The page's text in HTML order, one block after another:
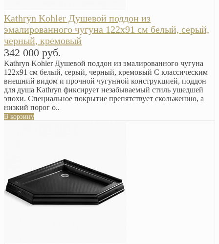
Kathryn Kohler Душевой поддон из
эмалированного чугуна 122х91 см белый, серый,
черный, кремовый
342 000 руб.
Kathryn Kohler Душевой поддон из эмалированного чугуна
122х91 см белый, серый, черный, кремовый С классическим
внешний видом и прочной чугунной конструкцией, поддон
для душа Kathryn фиксирует незабываемый стиль ушедшей
эпохи. Специальное покрытие препятствует скольжению, а
низкий порог о..
В корзину